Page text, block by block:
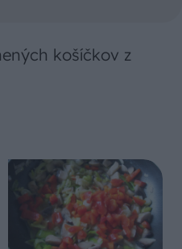
košíčkov z